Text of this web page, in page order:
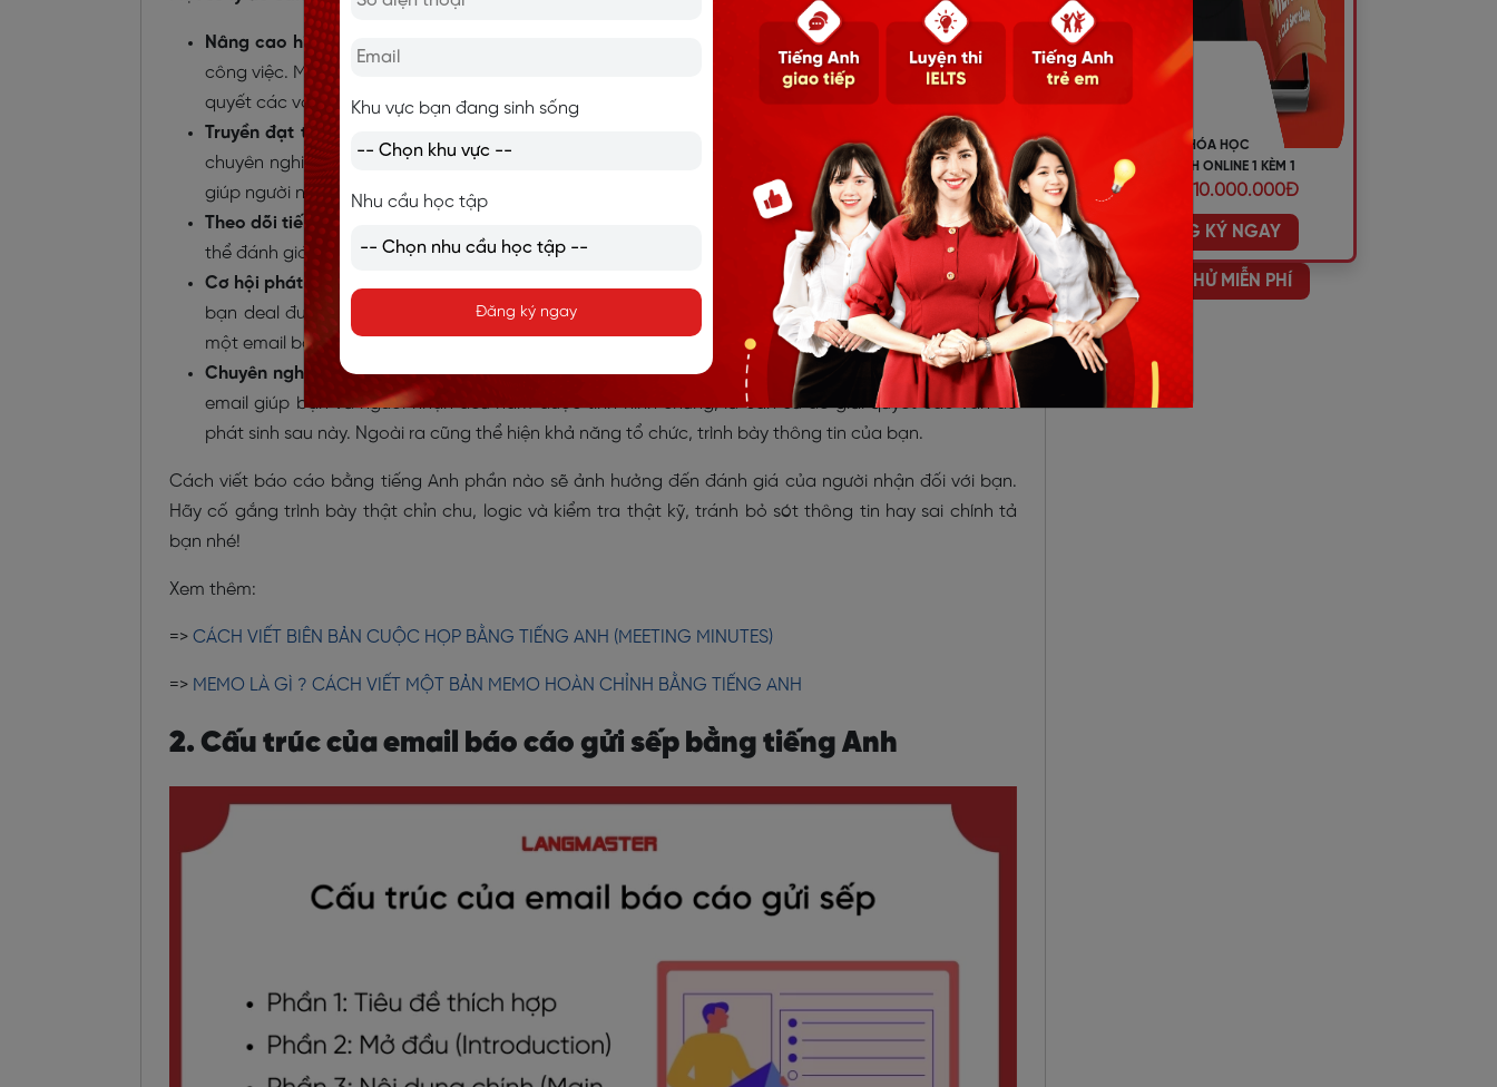
Nâng cao hiệu quả giao tiếp
: Email báo cáo có thể được coi là một phương thức giao tiếp trong
công việc. Mọi thông tin quan trọng nên được viết bằng email để được lưu trữ và làm căn cứ để giải
quyết các vấn đề phát sinh.
Truyền đạt thông tin chính xác để đưa ra quyết định kịp thời
: Một email báo cáo bằng tiếng Anh
chuyên nghiệp phải làm rõ các thông tin quan trọng, bối cảnh và các vấn đề cần chú ý. Điều này
giúp người nhận có điều chỉnh chiến lược hoặc đưa ra các phương án xử lý đúng đắn kịp thời.
Theo dõi tiến độ công việc
: Báo cáo tiến độ công việc theo định kỳ giúp bạn và người nhận đều có
thể đánh giá được hiệu quả công việc, từ đó có những điều chỉnh cần thiết.
Cơ hội phát triển nghề nghiệp
: Những con số về thành tích hay tiến độ công việc có thể là cơ sở để
bạn deal được mức lương tốt hơn, nắm bắt cơ hội thăng tiến và chứng minh năng lực. Ngoài ra,
một email báo cáo chuyên nghiệp cũng phần nào thể hiện tư duy và phong cách làm việc của bạn.
Chuyên nghiệp hóa quy trình làm việc: Mọi thông tin quan trọng được thông báo và trao đổi qua
email giúp bạn và người nhận đều nắm được tình hình chung, là căn cứ để giải quyết các vấn đề
phát sinh sau này. Ngoài ra cũng thể hiện khả năng tổ chức, trình bày thông tin của bạn.
Cách viết báo cáo bằng tiếng Anh phần nào sẽ ảnh hưởng đến đánh giá của người nhận đối với bạn.
Hãy cố gắng trình bày thật chỉn chu, logic và kiểm tra thật kỹ, tránh bỏ sót thông tin hay sai chính tả
bạn nhé!
Xem thêm:
=> CÁCH VIẾT BIÊN BẢN CUỘC HỌP BẰNG TIẾNG ANH (MEETING MINUTES)
=> MEMO LÀ GÌ ? CÁCH VIẾT MỘT BẢN MEMO HOÀN CHỈNH BẰNG TIẾNG ANH
2. Cấu trúc của email báo cáo gửi sếp bằng tiếng Anh
KHÓA HỌC
TIẾNG ANH ONLINE 1 KÈM 1
ƯU ĐÃI 10.000.000Đ
ĐĂNG KÝ NGAY
HỌC THỬ MIỄN PHÍ
Khu vực bạn đang sinh sống
Nhu cầu học tập
Đăng ký ngay